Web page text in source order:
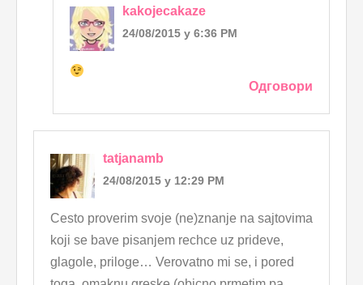
kakojecakaze
24/08/2015 у 6:36 PM
Одговори
tatjanamb
24/08/2015 у 12:29 PM
Cesto proverim svoje (ne)znanje na sajtovima
koji se bave pisanjem rechce uz prideve,
glagole, priloge… Verovatno mi se, i pored